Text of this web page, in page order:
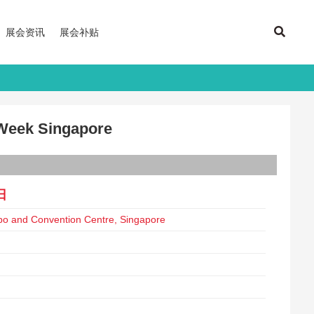
展会资讯 展会补贴
Singapore
and Convention Centre, Singapore